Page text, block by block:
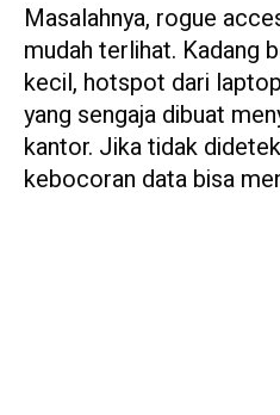
Masalahnya, rogue
mudah terlihat. Kadang
kecil, hotspot dari
yang sengaja dibuat
kantor. Jika tidak
kebocoran data bisa